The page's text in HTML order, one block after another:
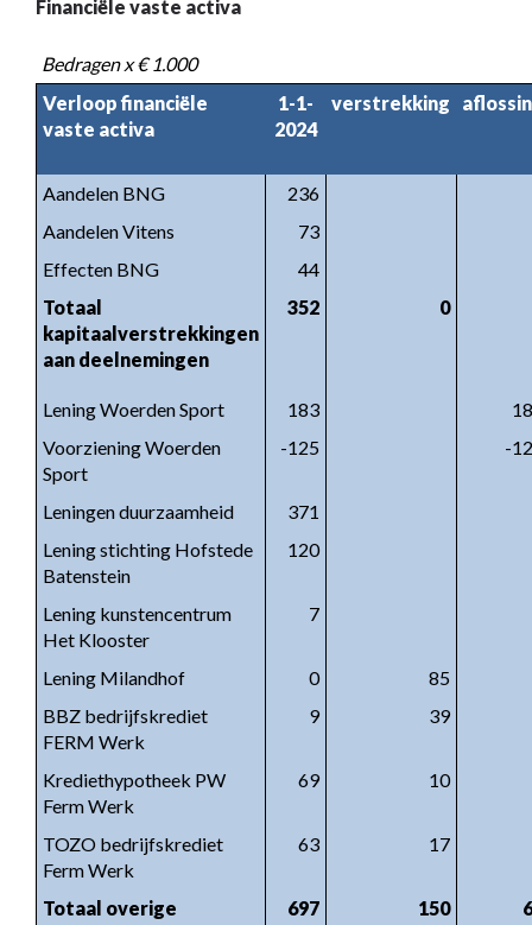
Financiële vaste activa
Bedragen x € 1.000
Verloop financiële
vaste activa
1-1-
2024
verstrekking
Aandelen BNG
236
Aandelen Vitens
73
Effecten BNG
44
Totaal
kapitaalverstrekkingen
aan deelnemingen
352 0
Lening Woerden Sport 183
Voorziening Woerden
Sport
-125 -
Leningen duurzaamheid
371
Lening stichting Hofstede
Batenstein
120
Lening kunstencentrum
Het Klooster
7
Lening Milandhof 0
85
BBZ bedrijfskrediet
FERM Werk
9 39
Krediethypotheek PW
Ferm Werk
69 10
TOZO bedrijfskrediet
Ferm Werk
63 17
Totaal overige
697 150